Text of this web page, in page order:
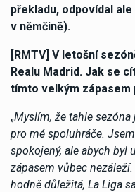
překladu, odpovídal
v němčině).
[RMTV] V letošní
Realu Madrid. Jak se
tímto velkým
„Myslím, že tahle
pro mé spoluhráče.
spokojený, ale abych byl
zápasem vůbec
hodně důležitá, La Liga